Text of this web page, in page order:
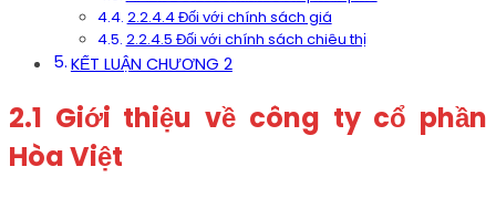
2.2.4.4 Đối với chính sách giá
2.2.4.5 Đối với chính sách chiêu thị
KẾT LUẬN CHƯƠNG 2
2.1 Giới thiệu về công ty cổ phần
Hòa Việt